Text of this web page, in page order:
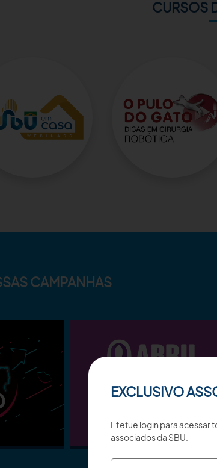
CURSOS
CAMPANHAS
EXCLUSIVO
Efetue login para acessar
associados da SBU.